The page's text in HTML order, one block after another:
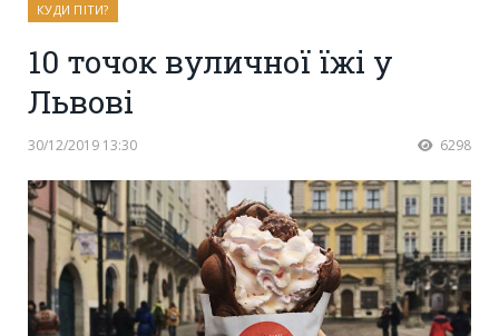
КУДИ ПІТИ?
10 точок вуличної їжі у
Львові
30/12/2019 13:30 6298